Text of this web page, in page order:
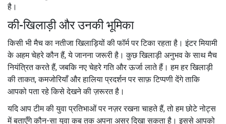
है।
की-खिलाड़ी और उनकी भूमिका
किसी भी मैच का नतीजा खिलाड़ियों की फॉर्म पर टिका रहता है। इंटर मियामी
के अहम चेहरे कौन हैं, ये जानना जरूरी है। कुछ खिलाड़ी अनुभव के साथ मैच
नियंत्रित करते हैं, जबकि नए चेहरे गति और ऊर्जा लाते हैं। हम हर खिलाड़ी
की ताकत, कमजोरियाँ और हालिया प्रदर्शन पर साफ़ टिप्पणी देंगे ताकि
आपको पता रहे किसे देखने की ज़रूरत है।
यदि आप टीम की युवा प्रतिभाओं पर नज़र रखना चाहते हैं, तो हम छोटे नोट्स
में बताएँगे कौन-सा युवा कब तक अपना असर दिखा सकता है। इससे आपको